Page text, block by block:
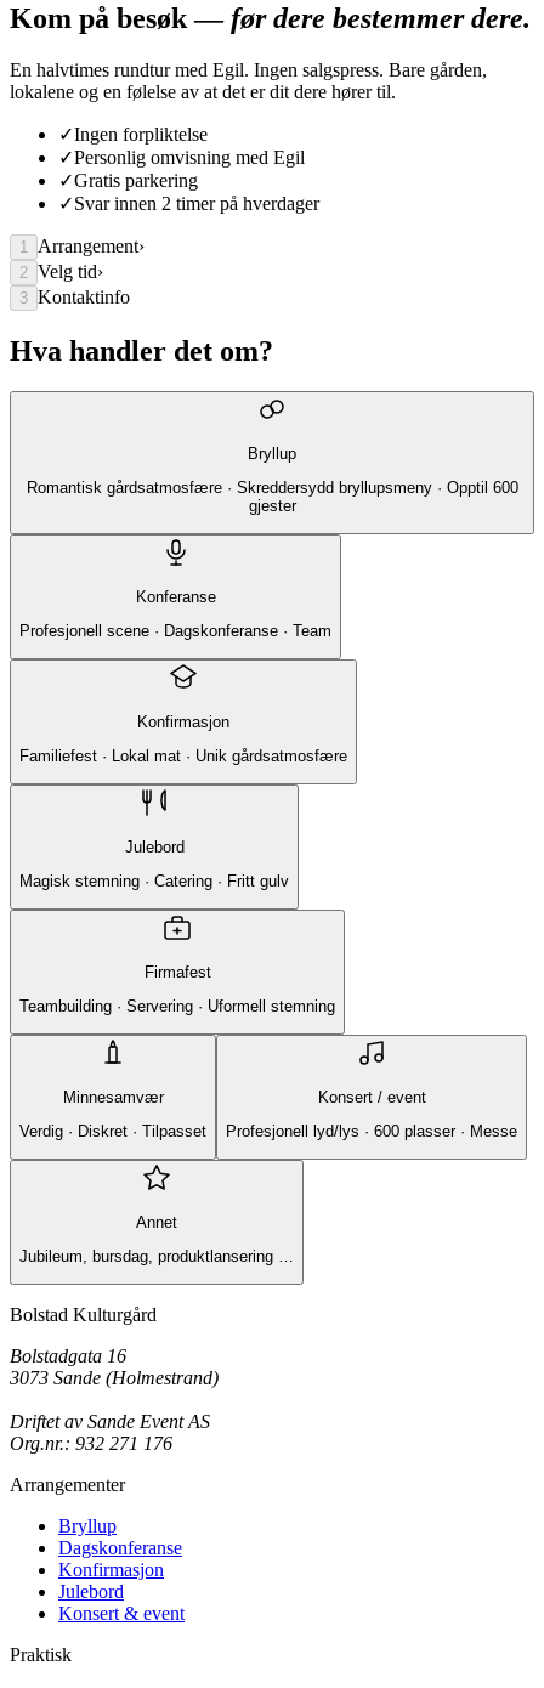
Kom på besøk — før dere bestemmer dere.
En halvtimes rundtur med Egil. Ingen salgspress. Bare gården,
lokalene og en følelse av at det er dit dere hører til.
✓Ingen forpliktelse
✓Personlig omvisning med Egil
✓Gratis parkering
✓Svar innen 2 timer på hverdager
1 Arrangement›
2 Velg tid›
3 Kontaktinfo
Hva handler det om?
Bryllup
Romantisk gårdsatmosfære · Skreddersydd bryllupsmeny · Opptil 600
gjester
Konferanse
Profesjonell scene · Dagskonferanse · Team
Konfirmasjon
Familiefest · Lokal mat · Unik gårdsatmosfære
Julebord
Magisk stemning · Catering · Fritt gulv
Firmafest
Teambuilding · Servering · Uformell stemning
Minnesamvær
Verdig · Diskret · Tilpasset
Konsert / event
Profesjonell lyd/lys · 600 plasser · Messe
Annet
Jubileum, bursdag, produktlansering …
Bolstad Kulturgård
Bolstadgata 16
3073 Sande (Holmestrand)
Driftet av Sande Event AS
Org.nr.: 932 271 176
Arrangementer
Bryllup
Dagskonferanse
Konfirmasjon
Julebord
Konsert & event
Praktisk